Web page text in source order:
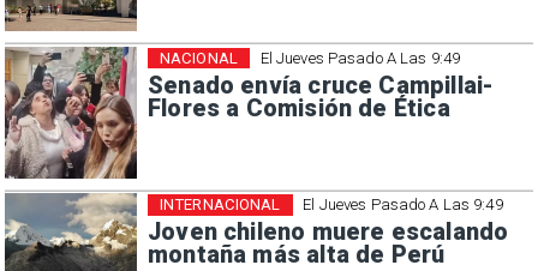
El Jueves Pasado A Las 9:49
Senado envía cruce Campillai-
Flores a Comisión de Ética
NACIONAL
El Jueves Pasado A Las 9:49
Joven chileno muere escalando
montaña más alta de Perú
INTERNACIONAL